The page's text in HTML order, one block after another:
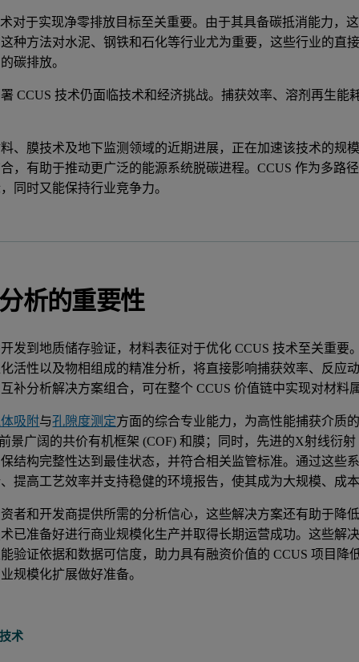
对于实现净零排放目标至关重要。由于其具备碳抵消能力，
种方法对水泥、钢铁和石化等行业尤为重要，这些行业的直
碳排放。
CCUS 技术仍面临技术和经济挑战。捕获效率、溶剂再生
、膜技术及地下监测领域的近期进展，正在加速该技术的规
，有助于推动更广泛的能源系统脱碳进程。CCUS 作为多路
同时又能保持行业竞争力。
析的重要性
发到地质储存验证，材料表征对于优化 CCUS 技术至关重
活性以及物相组成的精准分析，将直接影响捕获效率、反应
补分析解决方案组合，可在整个 CCUS 价值链中实现对材料
吸附与孔隙度测定方面的综合专业能力，为高性能捕获介质
景广阔的共价有机框架 (COF) 和膜；同时，先进的X射线衍
结构完整性达到最佳状态，并符合相关监管标准。通过这些
提高工艺效率并支持稳健的环境报告，使其成为大规模、成
者和开发商提供所需的分析信心，这些解决方案还有助于降
已准备好进行商业规模化生产并取得长期运营成功。这些解
验证依据和数据可信度，助力具有融资价值的 CCUS 项目
规模化扩展做好准备。
术